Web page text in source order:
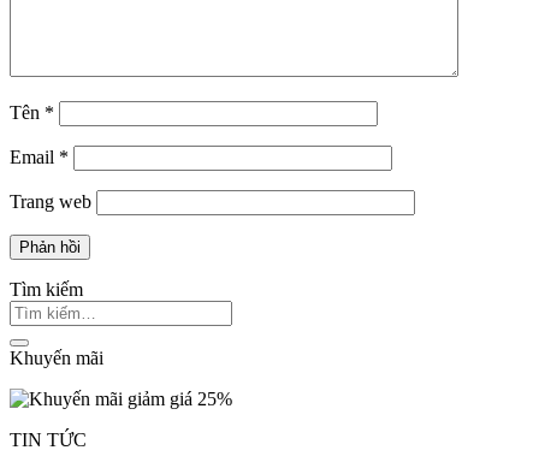
Tên *
Email *
Trang web
Tìm kiếm
Khuyến mãi
TIN TỨC